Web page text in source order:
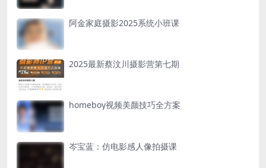
阿金家庭摄影2025系统小班课
2025最新蔡汶川摄影营第七期
homeboy视频美颜技巧全方案
岑宝蓝：仿电影感人像拍摄课